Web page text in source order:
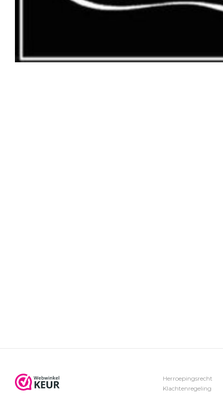
Herroepingsrecht
Klachtenregeling